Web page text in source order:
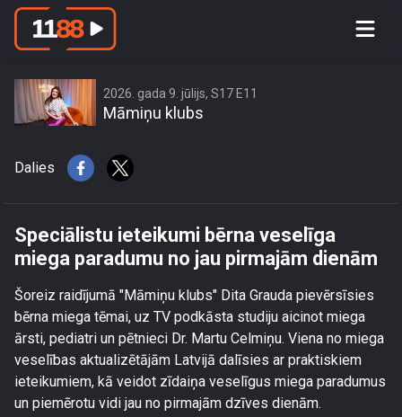
Speciālistu ieteikumi bērna veselīga
2026. gada 9. jūlijs, S17 E11
Māmiņu klubs
Dalies
Speciālistu ieteikumi bērna veselīga
miega paradumu no jau pirmajām dienām
Šoreiz raidījumā "Māmiņu klubs" Dita Grauda pievērsīsies
bērna miega tēmai, uz TV podkāsta studiju aicinot miega
ārsti, pediatri un pētnieci Dr. Martu Celmiņu. Viena no miega
veselības aktualizētājām Latvijā dalīsies ar praktiskiem
ieteikumiem, kā veidot zīdaiņa veselīgus miega paradumus
un piemērotu vidi jau no pirmajām dzīves dienām.